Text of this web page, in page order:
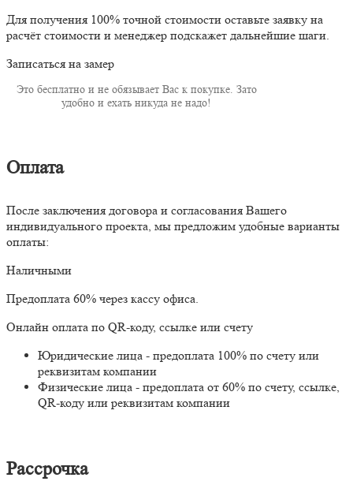
Для получения 100% точной стоимости оставьте заявку на
расчёт стоимости и менеджер подскажет дальнейшие шаги.
Записаться на замер
Это бесплатно и не обязывает Вас к покупке. Зато
удобно и ехать никуда не надо!
Оплата
После заключения договора и согласования Вашего
индивидуального проекта, мы предложим удобные варианты
оплаты:
Наличными
Предоплата 60% через кассу офиса.
Онлайн оплата по QR-коду, ссылке или счету
Юридические лица - предоплата 100% по счету или
реквизитам компании
Физические лица - предоплата от 60% по счету, ссылке,
QR-коду или реквизитам компании
Рассрочка